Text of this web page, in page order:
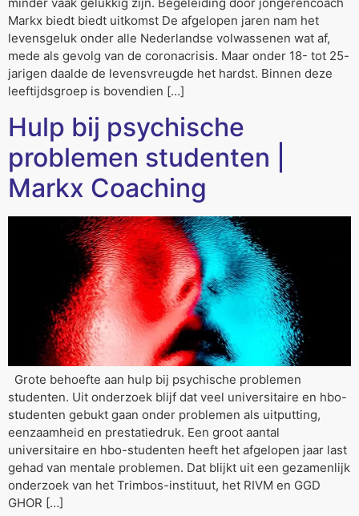
minder vaak gelukkig zijn. Begeleiding door jongerencoach
Markx biedt biedt uitkomst De afgelopen jaren nam het
levensgeluk onder alle Nederlandse volwassenen wat af,
mede als gevolg van de coronacrisis. Maar onder 18- tot 25-
jarigen daalde de levensvreugde het hardst. Binnen deze
leeftijdsgroep is bovendien […]
Hulp bij psychische
problemen studenten |
Markx Coaching
Grote behoefte aan hulp bij psychische problemen
studenten. Uit onderzoek blijf dat veel universitaire en hbo-
studenten gebukt gaan onder problemen als uitputting,
eenzaamheid en prestatiedruk. Een groot aantal
universitaire en hbo-studenten heeft het afgelopen jaar last
gehad van mentale problemen. Dat blijkt uit een gezamenlijk
onderzoek van het Trimbos-instituut, het RIVM en GGD
GHOR […]